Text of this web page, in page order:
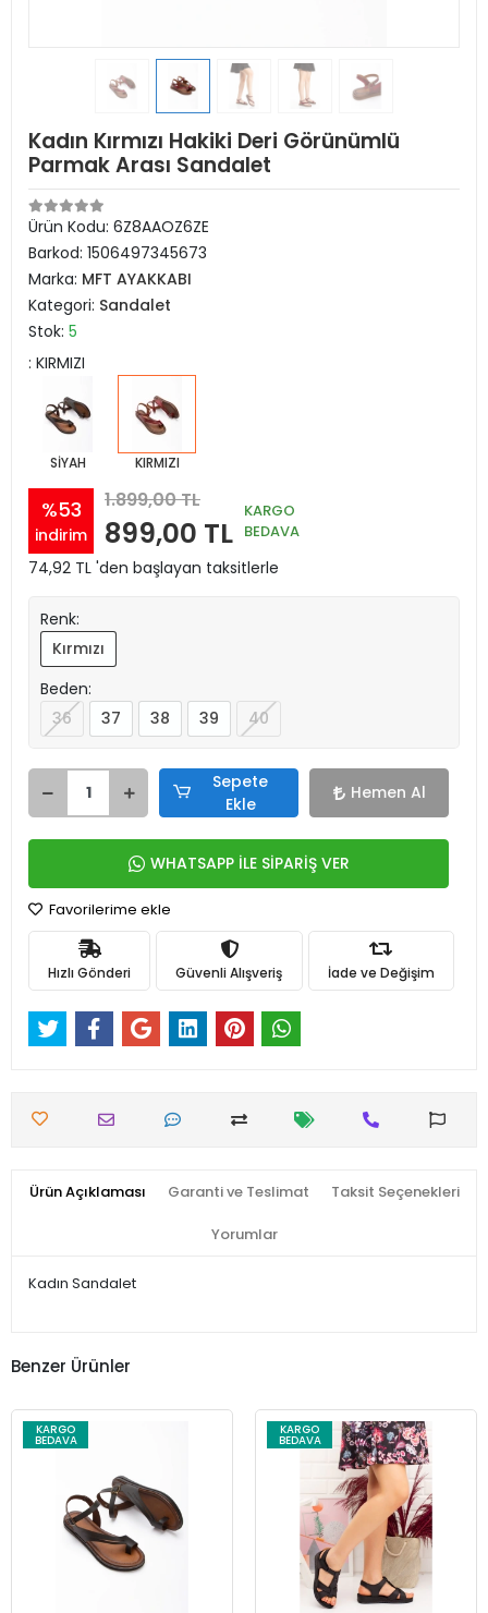
Kadın Kırmızı Hakiki Deri Görünümlü
Parmak Arası Sandalet
Ürün Kodu: 6Z8AAOZ6ZE
Barkod: 1506497345673
Marka: MFT AYAKKABI
Kategori: Sandalet
Stok: 5
: KIRMIZI
SİYAH KIRMIZI
%53
indirim
1.899,00 TL
899,00 TL
KARGO
BEDAVA
74,92 TL 'den başlayan taksitlerle
Renk:
Kırmızı
Beden:
36
37 38 39 40
Sepete
Ekle
Hemen Al
WHATSAPP İLE SİPARİŞ VER
Favorilerime ekle
Hızlı Gönderi Güvenli Alışveriş İade ve Değişim
Ürün Açıklaması Garanti ve Teslimat Taksit Seçenekleri
Yorumlar
Kadın Sandalet
Benzer Ürünler
KARGO
BEDAVA
KARGO
BEDAVA